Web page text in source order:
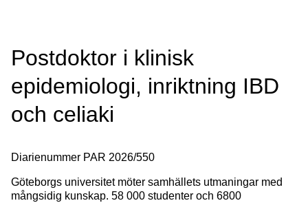
Postdoktor i klinisk
epidemiologi, inriktning IBD
och celiaki
Diarienummer PAR 2026/550
Göteborgs universitet möter samhällets utmaningar med
mångsidig kunskap. 58 000 studenter och 6800